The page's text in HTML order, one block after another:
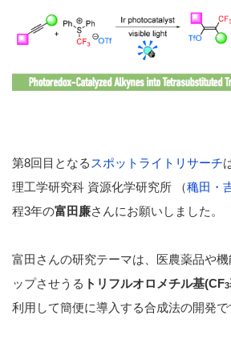
第8回目となる スポットライトリサーチ
理工学研究科 資源化学研究所 （穐田・
程3年の富田廉さんにお願いしました。
富田さんの研究テーマは、医農薬品や
ップさせうる トリフルオロメチル基(CF3
利用して簡便に導入する合成法の開発で